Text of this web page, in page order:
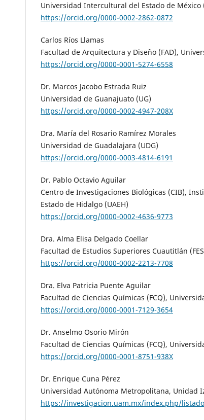
Universidad Intercultural del Estado de México
https://orcid.org/0000-0002-2862-0872
Carlos Ríos Llamas
Facultad de Arquitectura y Diseño (FAD),
https://orcid.org/0000-0001-5274-6558
Dr. Marcos Jacobo Estrada Ruiz
Universidad de Guanajuato (UG)
https://orcid.org/0000-0002-4947-208X
Dra. María del Rosario Ramírez Morales
Universidad de Guadalajara (UDG)
https://orcid.org/0000-0003-4814-6191
Dr. Pablo Octavio Aguilar
Centro de Investigaciones Biológicas (CIB),
Estado de Hidalgo (UAEH)
https://orcid.org/0000-0002-4636-9773
Dra. Alma Elisa Delgado Coellar
Facultad de Estudios Superiores Cuautitlán
https://orcid.org/0000-0002-2213-7708
Dra. Elva Patricia Puente Aguilar
Facultad de Ciencias Químicas (FCQ),
https://orcid.org/0000-0001-7129-3654
Dr. Anselmo Osorio Mirón
Facultad de Ciencias Químicas (FCQ),
https://orcid.org/0000-0001-8751-938X
Dr. Enrique Cuna Pérez
Universidad Autónoma Metropolitana, Unidad
https://investigacion.uam.mx/index.php/